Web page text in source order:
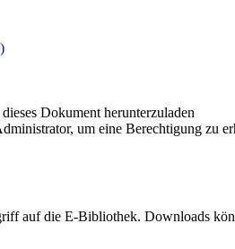
Dokument herunterzuladen
um eine Berechtigung zu
auf die E-Bibliothek. Downloads